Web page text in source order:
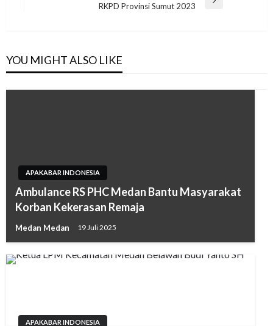
RKPD Provinsi Sumut 2023
YOU MIGHT ALSO LIKE
APAKABAR INDONESIA
Ambulance RS PHC Medan Bantu Masyarakat
Korban Kekerasan Remaja
Medan Medan 19 Juli 2025
APAKABAR INDONESIA